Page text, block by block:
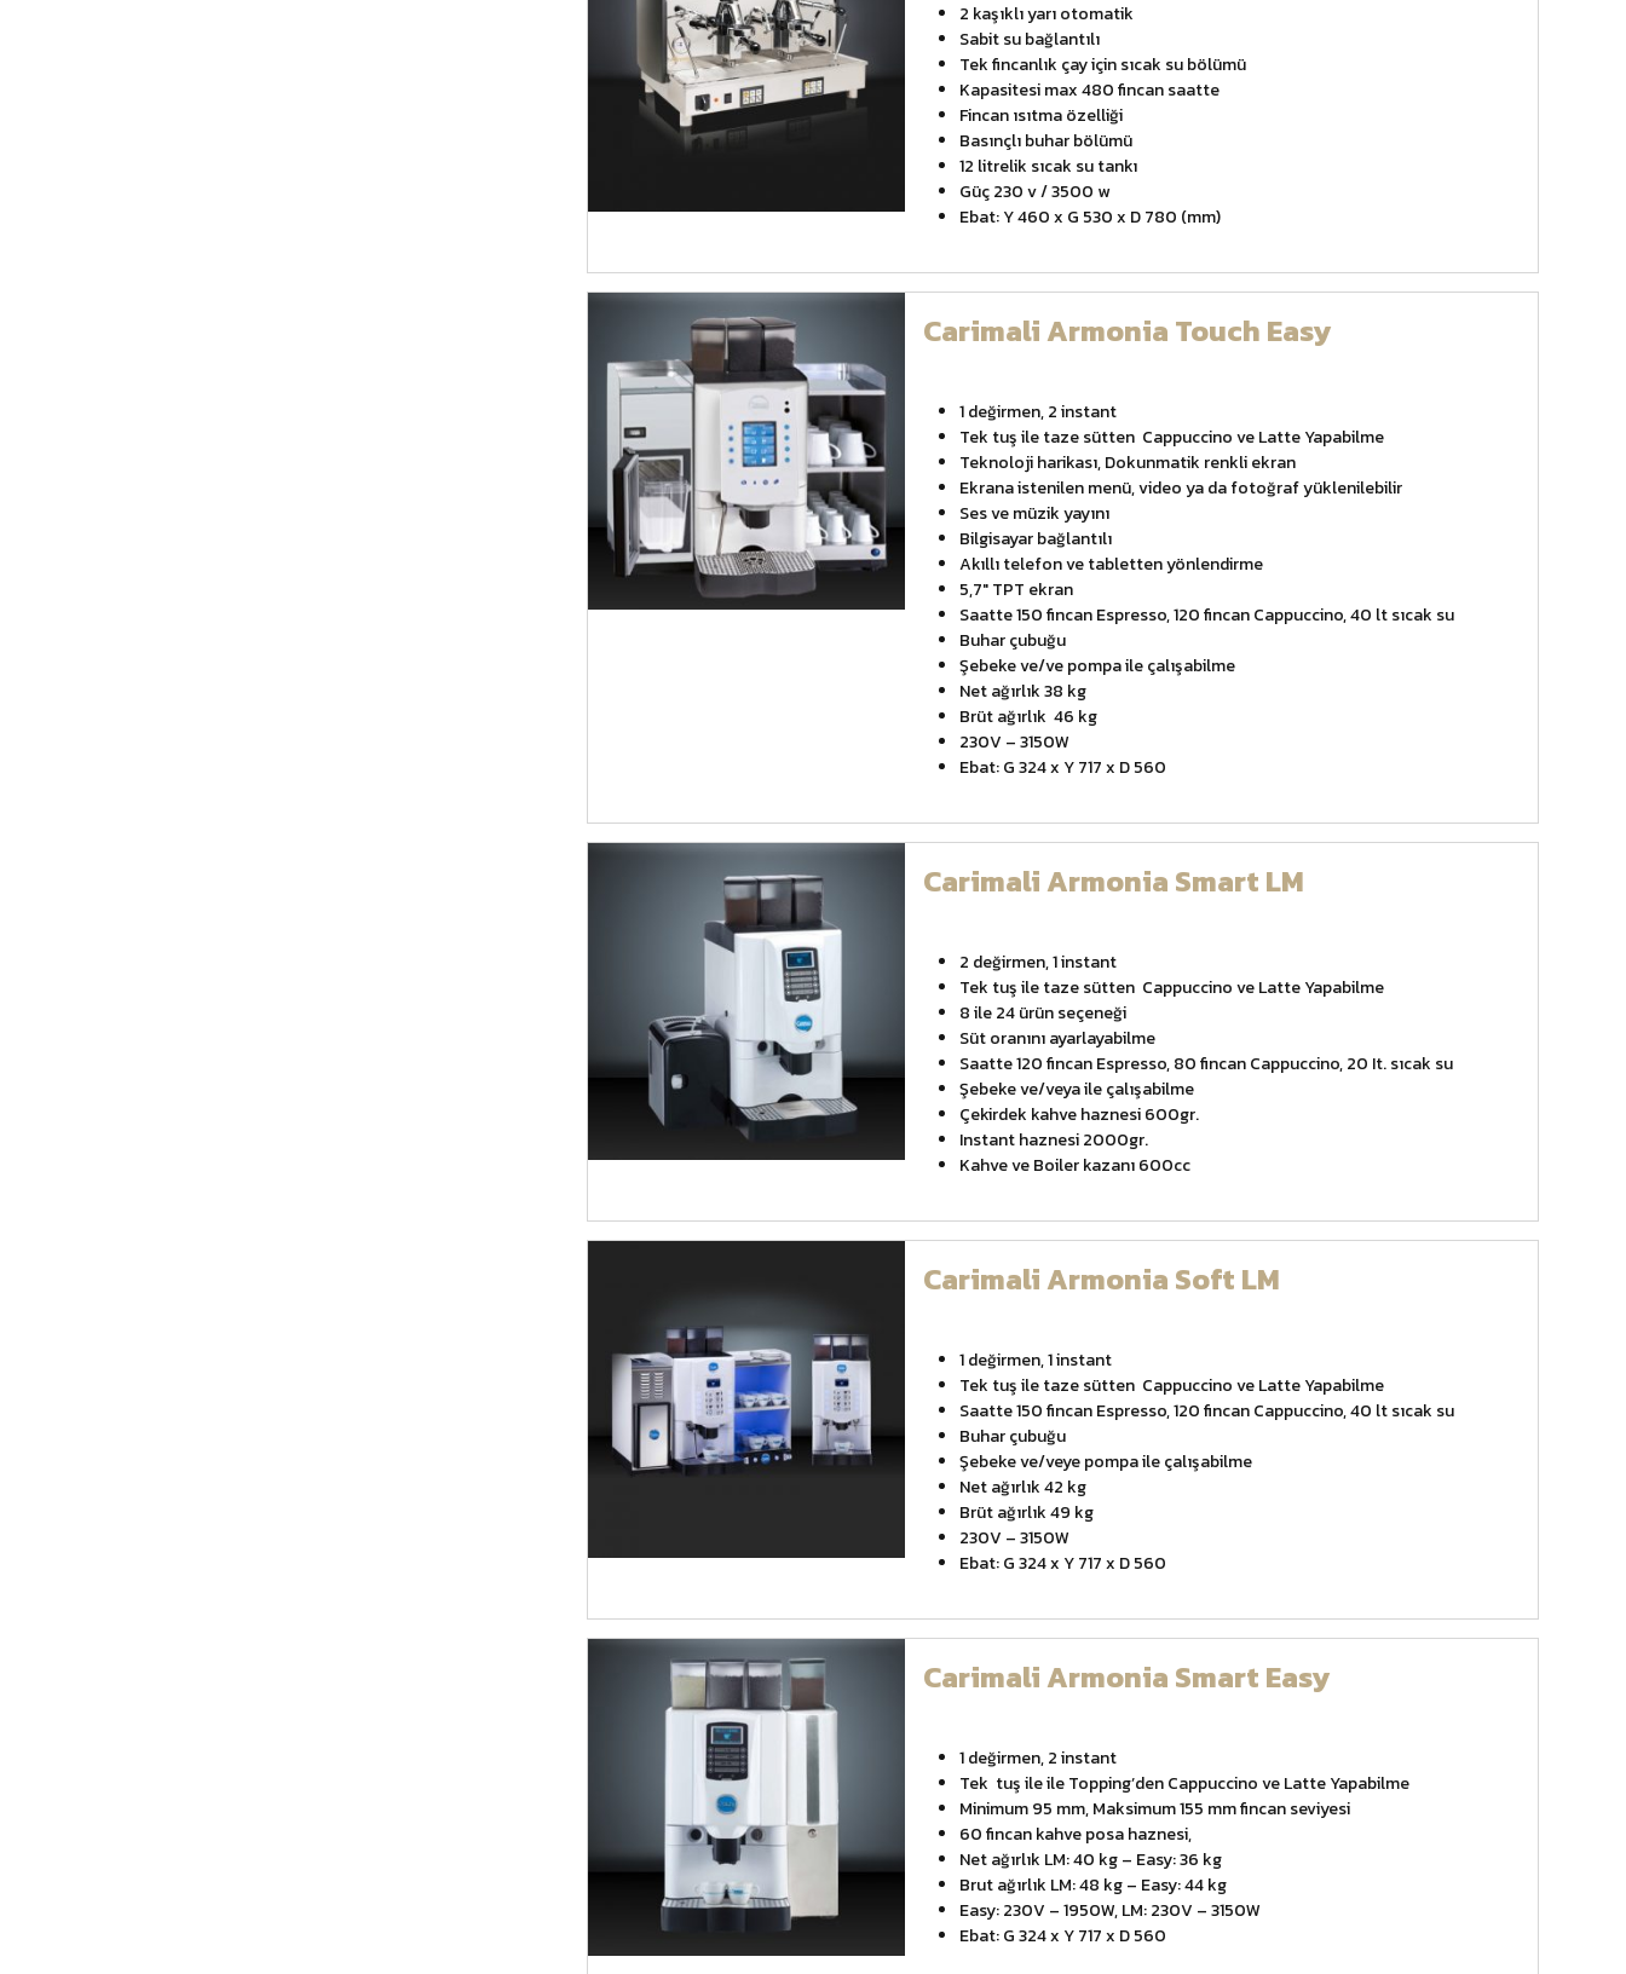
2 kaşıklı yarı otomatik
Sabit su bağlantılı
Tek fincanlık çay için sıcak su bölümü
Kapasitesi max 480 fincan saatte
Fincan ısıtma özelliği
Basınçlı buhar bölümü
12 litrelik sıcak su tankı
Güç 230 v / 3500 w
Ebat: Y 460 x G 530 x D 780 (mm)
Carimali Armonia Touch Easy
1 değirmen, 2 instant
Tek tuş ile taze sütten Cappuccino ve Latte Yapabilme
Teknoloji harikası, Dokunmatik renkli ekran
Ekrana istenilen menü, video ya da fotoğraf yüklenilebilir
Ses ve müzik yayını
Bilgisayar bağlantılı
Akıllı telefon ve tabletten yönlendirme
5,7″ TPT ekran
Saatte 150 fincan Espresso, 120 fincan Cappuccino, 40 lt sıcak su
Buhar çubuğu
Şebeke ve/ve pompa ile çalışabilme
Net ağırlık 38 kg
Brüt ağırlık 46 kg
230V – 3150W
Ebat: G 324 x Y 717 x D 560
Carimali Armonia Smart LM
2 değirmen, 1 instant
Tek tuş ile taze sütten Cappuccino ve Latte Yapabilme
8 ile 24 ürün seçeneği
Süt oranını ayarlayabilme
Saatte 120 fincan Espresso, 80 fincan Cappuccino, 20 It. sıcak su
Şebeke ve/veya ile çalışabilme
Çekirdek kahve haznesi 600gr.
Instant haznesi 2000gr.
Kahve ve Boiler kazanı 600cc
Carimali Armonia Soft LM
1 değirmen, 1 instant
Tek tuş ile taze sütten Cappuccino ve Latte Yapabilme
Saatte 150 fincan Espresso, 120 fincan Cappuccino, 40 lt sıcak su
Buhar çubuğu
Şebeke ve/veye pompa ile çalışabilme
Net ağırlık 42 kg
Brüt ağırlık 49 kg
230V – 3150W
Ebat: G 324 x Y 717 x D 560
Carimali Armonia Smart Easy
1 değirmen, 2 instant
Tek tuş ile ile Topping’den Cappuccino ve Latte Yapabilme
Minimum 95 mm, Maksimum 155 mm fincan seviyesi
60 fincan kahve posa haznesi,
Net ağırlık LM: 40 kg – Easy: 36 kg
Brut ağırlık LM: 48 kg – Easy: 44 kg
Easy: 230V – 1950W, LM: 230V – 3150W
Ebat: G 324 x Y 717 x D 560